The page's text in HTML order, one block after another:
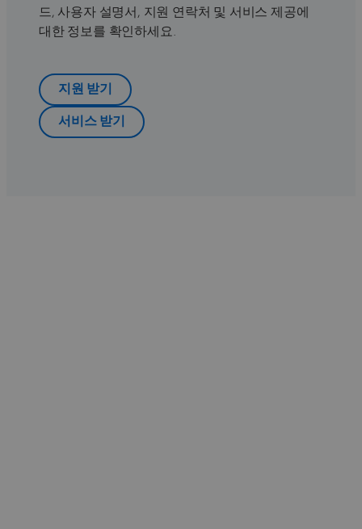
드, 사용자 설명서, 지원 연락처 및 서비스 제공에
대한 정보를 확인하세요.
지원 받기
서비스 받기